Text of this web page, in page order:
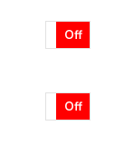
Off
Off